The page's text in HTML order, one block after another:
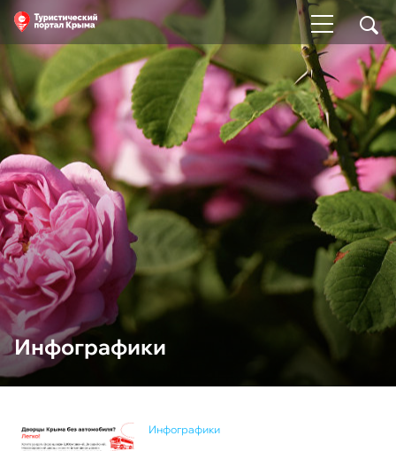
Инфографики
Инфографики